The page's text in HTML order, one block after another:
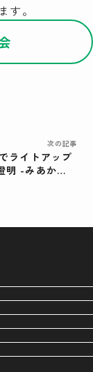
。
次の記事
ライトアップ
明 -みあかし-
7
14
15
28
4